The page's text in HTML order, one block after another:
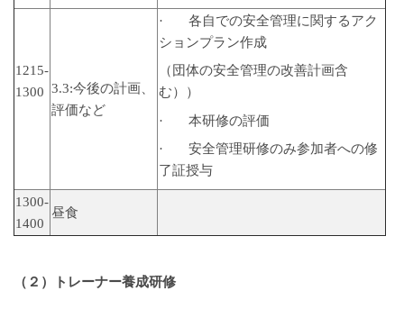
1215-
1300 3.3:今後の計画、
評価など
· 各自での安全管理に関するアク
ションプラン作成
（団体の安全管理の改善計画含
む））
· 本研修の評価
· 安全管理研修のみ参加者への修
了証授与
1300-
1400
昼食
（２）トレーナー養成研修